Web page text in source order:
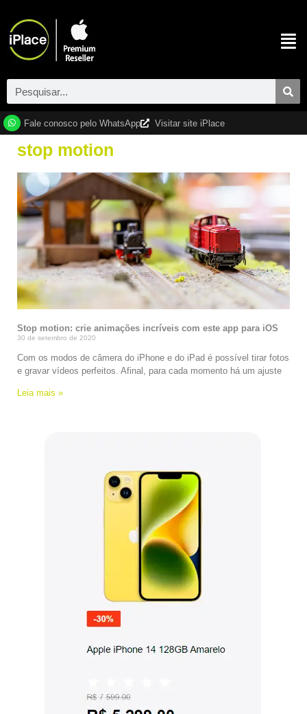
Fale conosco pelo WhatsApp Visitar site iPlace
stop motion
Stop motion: crie animações incríveis com este app para iOS
30 de setembro de 2020
Com os modos de câmera do iPhone e do iPad é possível tirar fotos
e gravar vídeos perfeitos. Afinal, para cada momento há um ajuste
Leia mais »